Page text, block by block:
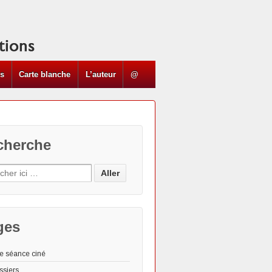
Carte blanche L’auteur @
séance ciné
"Actus"